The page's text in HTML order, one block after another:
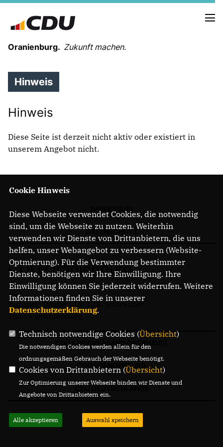
Oranienburg. Zukunft machen.
VORSTAND DER CDU ORANIENBURG
UNSERE KANDIDATEN FÜR DIE SVV
Hinweis
Hinweis
Diese Seite ist derzeit nicht aktiv oder existiert in
unserem Angebot nicht.
DATENSCHUTZ
CDU Oranienburg
Berliner Straße 119-125, Südcenter
16515 Oranienburg
CDU KREISVERBAND OBERHAVEL
CDU BRANDENBURG
Cookie Hinweis
Diese Webseite verwendet Cookies, die notwendig
sind, um die Webseite zu nutzen. Weiterhin
verwenden wir Dienste von Drittanbietern, die uns
helfen, unser Webangebot zu verbessern (Website-
Optmierung). Für die Verwendung bestimmter
Dienste, benötigen wir Ihre Einwilligung. Ihre
Einwilligung können Sie jederzeit widerrufen. Weitere
Informationen finden Sie in unserer
Datenschutzerklärung.
Technisch notwendige Cookies (Übersicht)
Die notwendigen Cookies werden allein für den
ordnungsgemäßen Gebrauch der Webseite benötigt.
Cookies von Drittanbietern (Übersicht)
Zur Optimierung unserer Webseite binden wir Dienste und
Angebote von Drittanbietern ein.
Alle akzeptieren Auswahl speichern